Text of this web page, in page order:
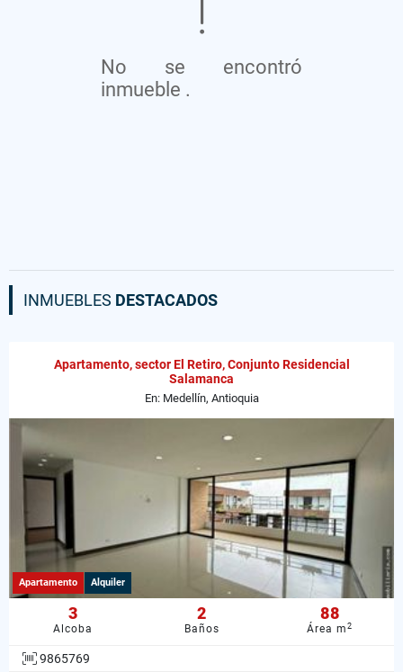
No se encontró
inmueble .
INMUEBLES DESTACADOS
Apartamento, sector El Retiro, Conjunto Residencial
Salamanca
En: Medellín, Antioquia
Apartamento Alquiler
3
Alcoba
2
Baños
88
Área m2
9865769